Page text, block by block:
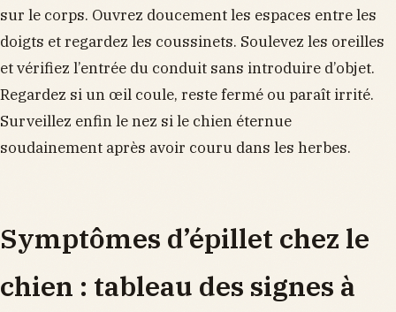
sur le corps. Ouvrez doucement les espaces entre les
doigts et regardez les coussinets. Soulevez les oreilles
et vérifiez l’entrée du conduit sans introduire d’objet.
Regardez si un œil coule, reste fermé ou paraît irrité.
Surveillez enfin le nez si le chien éternue
soudainement après avoir couru dans les herbes.
Symptômes d’épillet chez le
chien : tableau des signes à